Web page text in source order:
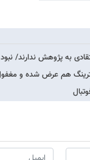
به پژوهش ندارند/
هم عرض شده و